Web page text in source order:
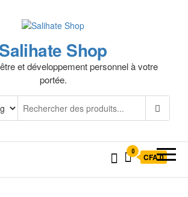
Salihate Shop
et développement personnel à votre
portée.
0
CFA 0